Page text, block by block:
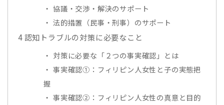
協議・交渉・解決のサポート
法的措置（民事・刑事）のサポート
4認知トラブルの対策に必要なこと
対策に必要な「２つの事実確認」とは
事実確認①：フィリピン人女性と子の実態把
握
事実確認②：フィリピン人女性の真意と目的